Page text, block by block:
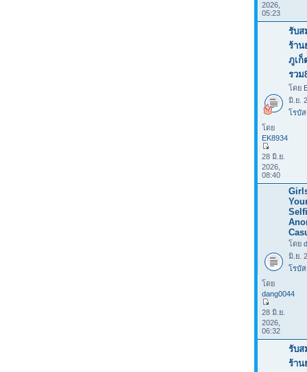
2026,
05:23
รับส
ร้าน
ภูเก็
รวม
โดย
มิ.ย.
โรบั
โดย
EK8934
28 มิ.ย.
2026,
08:40
โดย
มิ.ย.
โรบั
โดย
dang0044
28 มิ.ย.
2026,
06:32
รับส
ร้าน